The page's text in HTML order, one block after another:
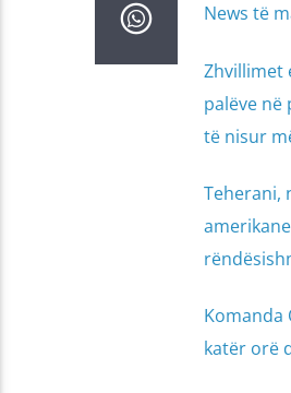
News të
Zhvillimet
palëve
të nisur
Teherani,
Komanda
katër orë